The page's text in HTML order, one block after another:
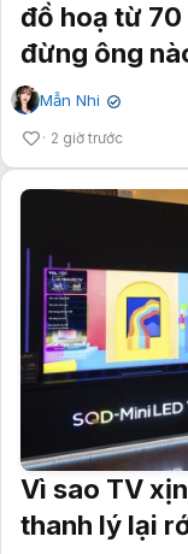
đồ hoạ từ
đừng ông
Mẫn Nhi ✔
2 giờ trước
Vì sao TV
thanh lý lại